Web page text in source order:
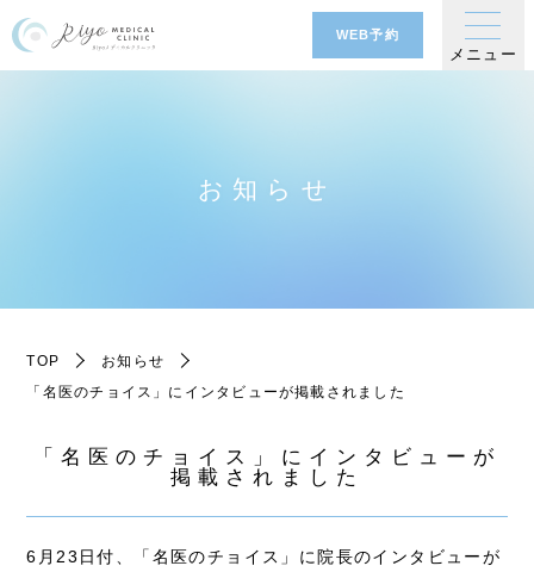
WEB予約
メニュー
お知らせ
TOP
お知らせ
「名医のチョイス」にインタビューが掲載されました
「名医のチョイス」にインタビューが
掲載されました
6月23日付、「名医のチョイス」に院長のインタビューが